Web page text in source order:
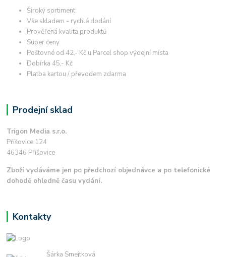
Široký sortiment
Vše skladem - rychlé dodání
Prověřená kvalita produktů
Super ceny
Poštovné od 42,- Kč u Parcel shop výdejní místa
Dobírka 45,- Kč
Platba kartou / převodem zdarma
Prodejní sklad
Trigon Media s.r.o.
Příšovice 124
46346 Příšovice
Zboží vydáváme jen po předchozí objednávce a po telefonické
dohodě ohledně času vydání.
Kontakty
Šárka Smejtková